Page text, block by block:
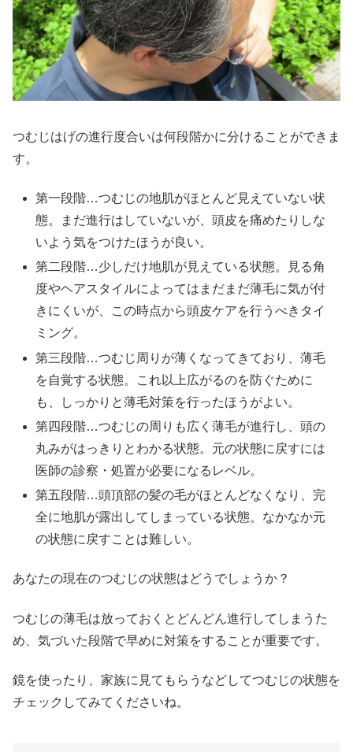
つむじはげの進行度合いは何段階かに分けることができま
す。
第一段階…つむじの地肌がほとんど見えていない状
態。まだ進行はしていないが、頭皮を痛めたりしな
いよう気をつけたほうが良い。
第二段階…少しだけ地肌が見えている状態。見る角
度やヘアスタイルによってはまだまだ薄毛に気が付
きにくいが、この時点から頭皮ケアを行うべきタイ
ミング。
第三段階…つむじ周りが薄くなってきており、薄毛
を自覚する状態。これ以上広がるのを防ぐために
も、しっかりと薄毛対策を行ったほうがよい。
第四段階…つむじの周りも広く薄毛が進行し、頭の
丸みがはっきりとわかる状態。元の状態に戻すには
医師の診察・処置が必要になるレベル。
第五段階…頭頂部の髪の毛がほとんどなくなり、完
全に地肌が露出してしまっている状態。なかなか元
の状態に戻すことは難しい。
あなたの現在のつむじの状態はどうでしょうか？
つむじの薄毛は放っておくとどんどん進行してしまうた
め、気づいた段階で早めに対策をすることが重要です。
鏡を使ったり、家族に見てもらうなどしてつむじの状態を
チェックしてみてくださいね。